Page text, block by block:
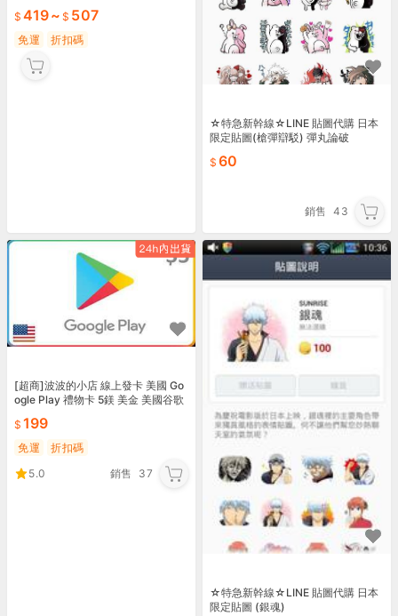
419~ 507
免運 折扣碼
☆特急新幹線☆LINE 貼圖代購 日本
限定貼圖(槍彈辯駁) 彈丸論破
60
銷售 43
[超商]波波的小店 線上發卡 美國 Go
ogle Play 禮物卡 5鎂 美金 美國谷歌
199
免運
折扣碼
5.0
銷售 37
☆特急新幹線☆LINE 貼圖代購 日本
限定貼圖 (銀魂)